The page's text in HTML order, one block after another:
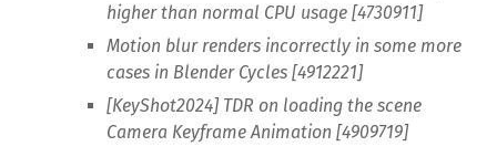
higher than normal CPU usage [4730911]
Motion blur renders incorrectly in some more
cases in Blender Cycles [4912221]
[KeyShot2024] TDR on loading the scene
Camera Keyframe Animation [4909719]